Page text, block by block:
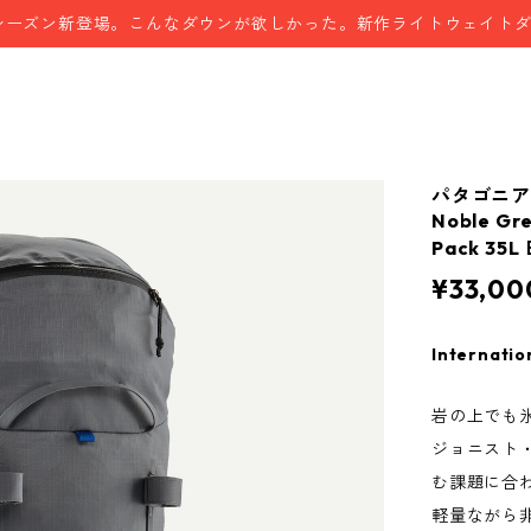
ーズン新登場。こんなダウンが欲しかった。新作ライトウェイト
パタゴニ
Noble
Pack 35L
岩の上でも
ジョニスト
む課題に合
軽量ながら